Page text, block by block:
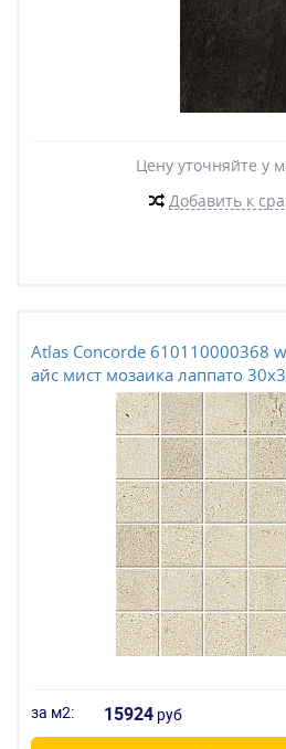
Цену уточняйте у
Добавить к
Atlas Concorde 610110000368
айс мист мозаика лаппато
за м2: 15924 руб